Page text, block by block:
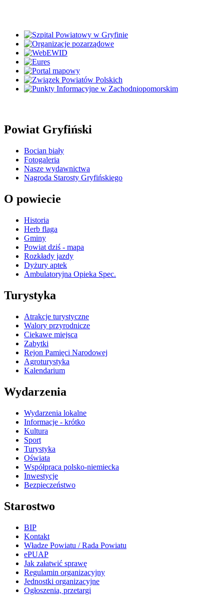
Powiat Gryfiński
Bocian biały
Fotogaleria
Nasze wydawnictwa
Nagroda Starosty Gryfińskiego
O powiecie
Historia
Herb flaga
Gminy
Powiat dziś - mapa
Rozkłady jazdy
Dyżury aptek
Ambulatoryjna Opieka Spec.
Turystyka
Atrakcje turystyczne
Walory przyrodnicze
Ciekawe miejsca
Zabytki
Rejon Pamięci Narodowej
Agroturystyka
Kalendarium
Wydarzenia
Wydarzenia lokalne
Informacje - krótko
Kultura
Sport
Turystyka
Oświata
Współpraca polsko-niemiecka
Inwestycje
Bezpieczeństwo
Starostwo
BIP
Kontakt
Władze Powiatu / Rada Powiatu
ePUAP
Jak załatwić sprawę
Regulamin organizacyjny
Jednostki organizacyjne
Ogłoszenia, przetargi